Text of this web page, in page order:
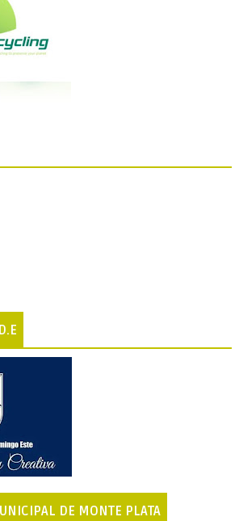
DE MONTE PLATA